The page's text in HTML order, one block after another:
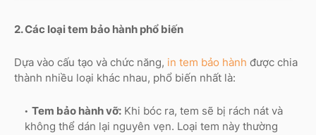
2. Các loại tem bảo hành phổ biến
Dựa vào cấu tạo và chức năng, in tem bảo hành được chia
thành nhiều loại khác nhau, phổ biến nhất là:
Tem bảo hành vỡ: Khi bóc ra, tem sẽ bị rách nát và
không thể dán lại nguyên vẹn. Loại tem này thường